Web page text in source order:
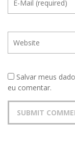
Salvar meus
eu comentar.